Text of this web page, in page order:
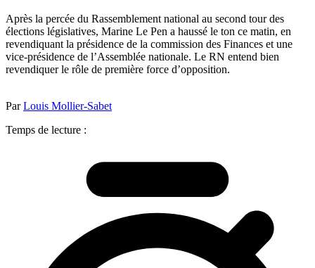
Après la percée du Rassemblement national au second tour des
élections législatives, Marine Le Pen a haussé le ton ce matin, en
revendiquant la présidence de la commission des Finances et une
vice-présidence de l’Assemblée nationale. Le RN entend bien
revendiquer le rôle de première force d’opposition.
ParLouis Mollier-Sabet
Temps de lecture :